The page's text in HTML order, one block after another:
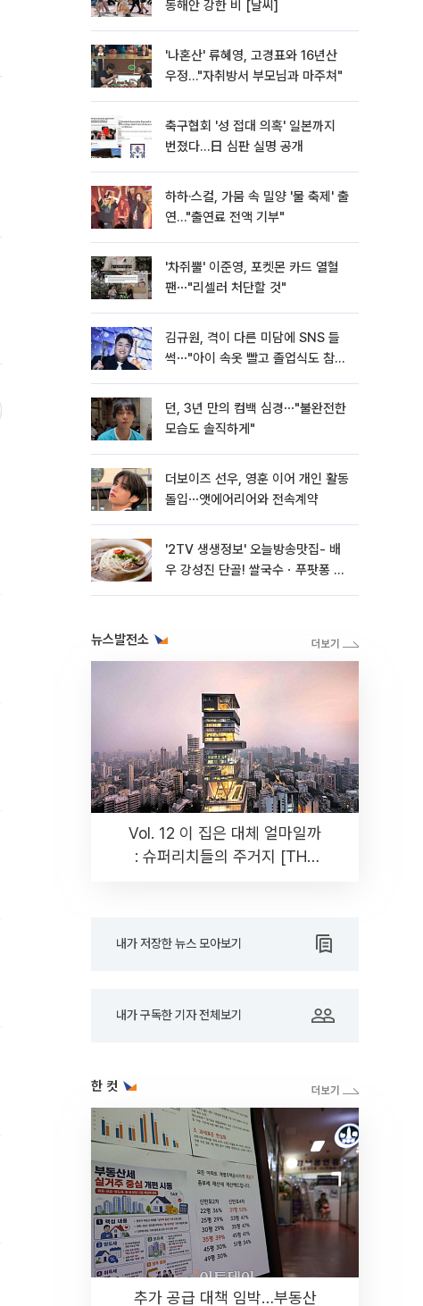
동해안 강한 비 [날씨]
'나혼산' 류혜영, 고경표와 16년산
우정…"자취방서 부모님과 마주쳐"
축구협회 '성 접대 의혹' 일본까지
번졌다…日 심판 실명 공개
하하·스컬, 가뭄 속 밀양 '물 축제' 출
연…"출연료 전액 기부"
'차쥐뿔' 이준영, 포켓몬 카드 열혈
팬⋯"리셀러 처단할 것"
김규원, 격이 다른 미담에 SNS 들
썩⋯"아이 속옷 빨고 졸업식도 참
던, 3년 만의 컴백 심경⋯"불완전한
모습도 솔직하게"
더보이즈 선우, 영훈 이어 개인 활동
돌입⋯앳에어리어와 전속계약
'2TV 생생정보' 오늘방송맛집- 배
우 강성진 단골! 쌀국수ㆍ푸팟퐁 커
뉴스발전소
Vol. 12 이 집은 대체 얼마일까
: 슈퍼리치들의 주거지 [THE
내가 저장한 뉴스 모아보기
내가 구독한 기자 전체보기
한 컷
추가 공급 대책 임박…부동산